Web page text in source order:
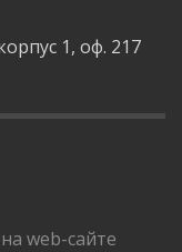
1, оф. 217
web-сайте